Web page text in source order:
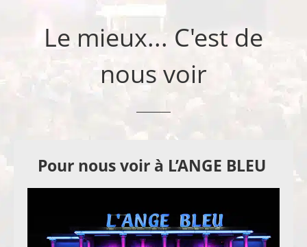
Le mieux... C'est de
nous voir
Pour nous voir à L’ANGE BLEU